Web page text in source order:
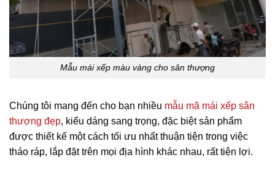
Mẫu mái xếp màu vàng cho sân thượng
Chúng tôi mang đến cho bạn nhiều mẫu mã mái xếp sân
thượng đẹp, kiểu dáng sang trọng, đặc biệt sản phẩm
được thiết kế một cách tối ưu nhất thuận tiện trong việc
tháo ráp, lắp đặt trên mọi địa hình khác nhau, rất tiện lợi.